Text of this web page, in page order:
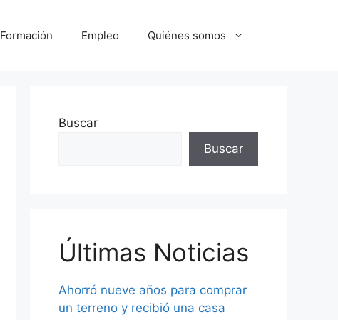
Formación Empleo Quiénes somos
Buscar
Buscar
Últimas Noticias
Ahorró nueve años para comprar
un terreno y recibió una casa